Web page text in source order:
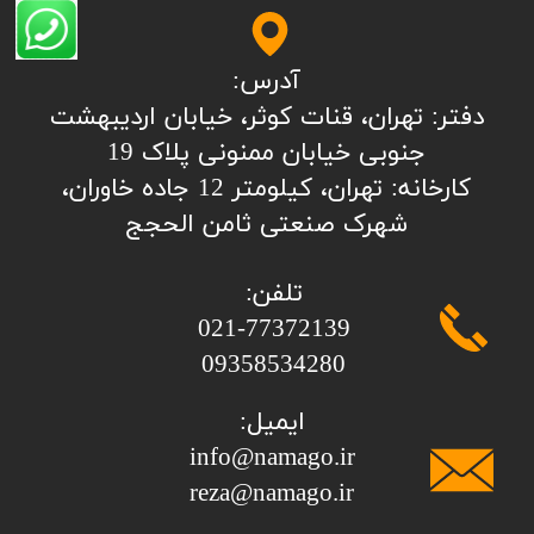
تلفن:
​​​​​​​021-77372139
​​​​​​​09358534280
آدرس:
​​​​​​​​دفتر: تهران، قنات کوثر، خیابان اردیبهشت
جنوبی خیابان ممنونی پلاک 19
کارخانه: تهران، کیلومتر 12 جاده خاوران،
شهرک صنعتی ثامن الحجج
ایمیل:
info@namago.ir
​​​​​​​reza@namago.ir